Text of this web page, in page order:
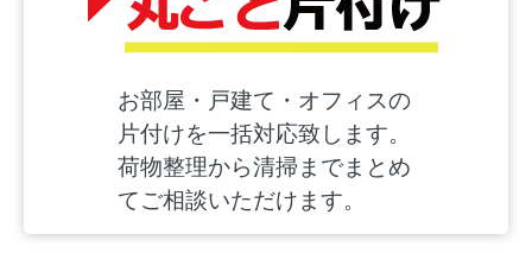
お部屋・戸建て・オフィスの
片付けを一括対応致します。
荷物整理から清掃までまとめ
てご相談いただけます。